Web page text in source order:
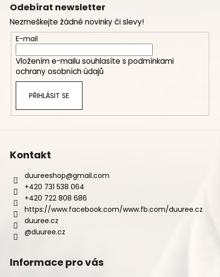
Odebírat newsletter
Nezmeškejte žádné novinky či slevy!
E-mail
Vložením e-mailu souhlasíte s podmínkami
ochrany osobních údajů
PŘIHLÁSIT SE
Kontakt
duureeshop@gmail.com
+420 731 538 064
+420 722 808 686
https://www.facebook.com/www.fb.com/duuree.cz
duuree.cz
@duuree.cz
Informace pro vás